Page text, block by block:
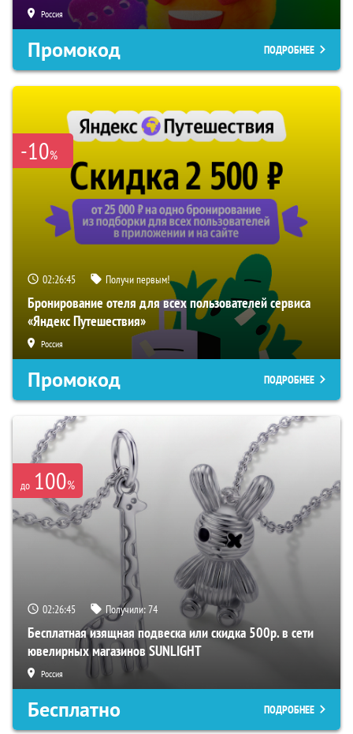
Россия
Промокод ПОДРОБНЕЕ
-10%
02:26:44 Получи первым!
Бронирование отеля для всех пользователей сервиса
«Яндекс Путешествия»
Россия
Промокод ПОДРОБНЕЕ
до 100%
02:26:44 Получили:74
Бесплатная изящная подвеска или скидка 500р. в сети
ювелирных магазинов SUNLIGHT
Россия
Бесплатно ПОДРОБНЕЕ